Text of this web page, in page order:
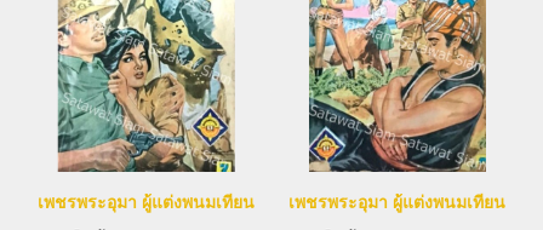
เพชรพระอุมา ผู้แต่งพนมเทียน เพชรพระอุมา ผู้แต่งพนมเทียน